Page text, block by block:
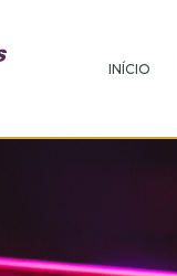
INÍCIO